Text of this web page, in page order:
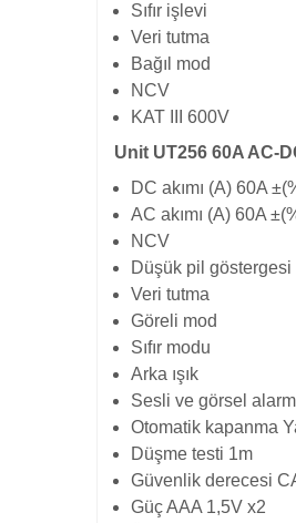
Sıfır işlevi
Veri tutma
Bağıl mod
NCV
KAT III 600V
Unit UT256 60A AC-
DC akımı (A) 60A
AC akımı (A) 60A
NCV
Düşük pil göstergesi
Veri tutma
Göreli mod
Sıfır modu
Arka ışık
Sesli ve görsel alarm
Otomatik kapanma
Düşme testi 1m
Güvenlik derecesi
Güç AAA 1,5V x2